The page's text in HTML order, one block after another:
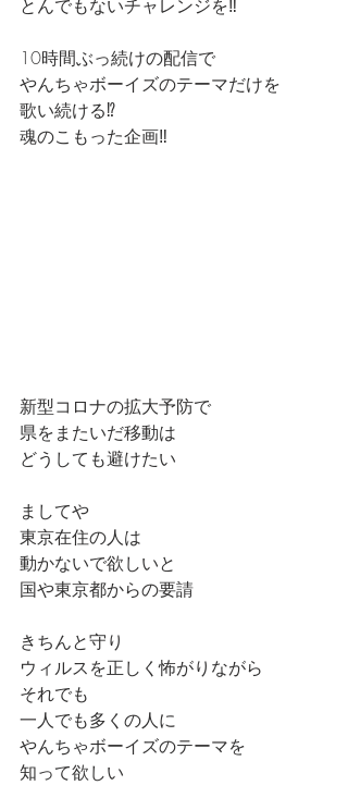
とんでもないチャレンジを‼️
10時間ぶっ続けの配信で
やんちゃボーイズのテーマだけを
歌い続ける⁉️
魂のこもった企画‼️
新型コロナの拡大予防で
県をまたいだ移動は
どうしても避けたい
ましてや
東京在住の人は
動かないで欲しいと
国や東京都からの要請
きちんと守り
ウィルスを正しく怖がりながら
それでも
一人でも多くの人に
やんちゃボーイズのテーマを
知って欲しい